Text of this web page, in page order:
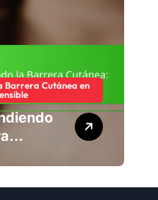
Barrera Cutánea en